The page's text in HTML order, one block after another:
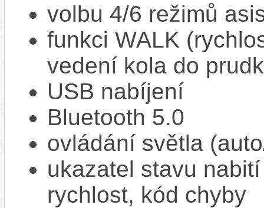
volbu 4/6 režimů
funkci WALK
vedení kola do
USB nabíjení
Bluetooth 5.0
ovládání světla
ukazatel stavu
rychlost, kód chyby